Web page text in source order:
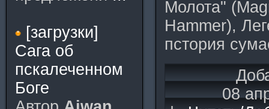
[загрузки]
Сага об
пскалеченном
Боге
Молота"
Hammer),
пстория
08